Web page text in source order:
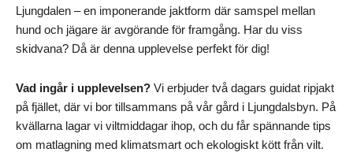
Ljungdalen – en imponerande jaktform där samspel mellan
hund och jägare är avgörande för framgång. Har du viss
skidvana? Då är denna upplevelse perfekt för dig!
Vad ingår i upplevelsen? Vi erbjuder två dagars guidat ripjakt
på fjället, där vi bor tillsammans på vår gård i Ljungdalsbyn. På
kvällarna lagar vi viltmiddagar ihop, och du får spännande tips
om matlagning med klimatsmart och ekologiskt kött från vilt.